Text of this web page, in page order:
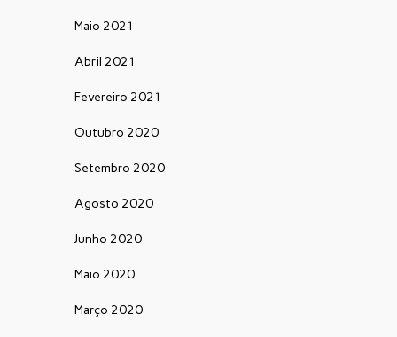
Maio 2021
Abril 2021
Fevereiro 2021
Outubro 2020
Setembro 2020
Agosto 2020
Junho 2020
Maio 2020
Março 2020